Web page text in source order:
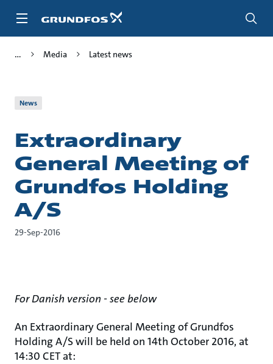
Media Latest news
News
Extraordinary
General Meeting of
Grundfos Holding
A/S
29-Sep-2016
For Danish version - see below
An Extraordinary General Meeting of Grundfos
Holding A/S will be held on 14th October 2016, at
14:30 CET at: